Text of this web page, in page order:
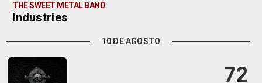
THE SWEET METAL BAND
Industries
10 DE AGOSTO
72